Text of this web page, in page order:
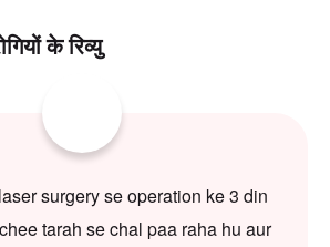
के रिव्यु
surgery se operation ke 3 din
tarah se chal paa raha hu aur